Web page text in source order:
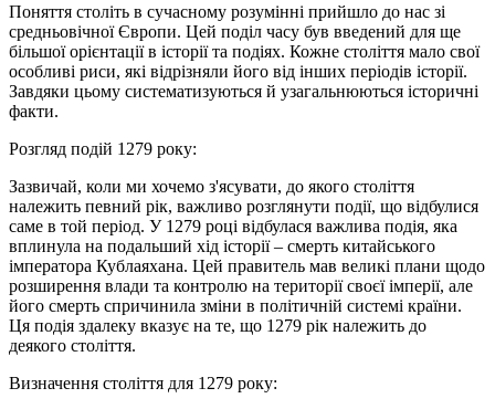
Поняття століть в сучасному розумінні прийшло до нас зі
средньовічної Європи. Цей поділ часу був введений для ще
більшої орієнтації в історії та подіях. Кожне століття мало свої
особливі риси, які відрізняли його від інших періодів історії.
Завдяки цьому систематизуються й узагальнюються історичні
факти.
Розгляд подій 1279 року:
Зазвичай, коли ми хочемо з'ясувати, до якого століття
належить певний рік, важливо розглянути події, що відбулися
саме в той період. У 1279 році відбулася важлива подія, яка
вплинула на подальший хід історії – смерть китайського
імператора Кублаяхана. Цей правитель мав великі плани щодо
розширення влади та контролю на території своєї імперії, але
його смерть спричинила зміни в політичній системі країни.
Ця подія здалеку вказує на те, що 1279 рік належить до
деякого століття.
Визначення століття для 1279 року: